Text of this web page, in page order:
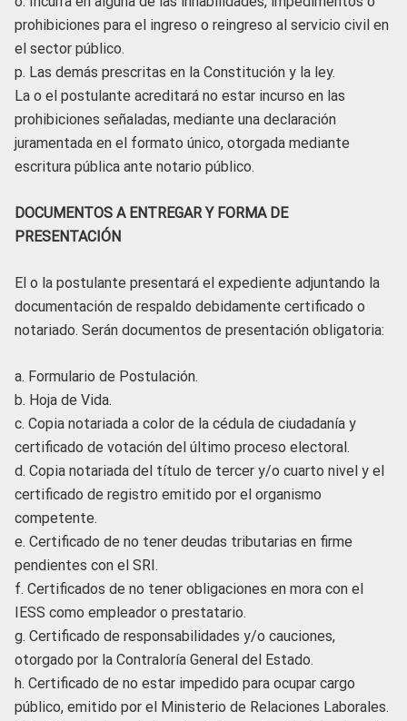
prohibiciones para el ingreso o reingreso al servicio civil en
el sector público.
p. Las demás prescritas en la Constitución y la ley.
La o el postulante acreditará no estar incurso en las
prohibiciones señaladas, mediante una declaración
juramentada en el formato único, otorgada mediante
escritura pública ante notario público.
DOCUMENTOS A ENTREGAR Y FORMA DE
PRESENTACIÓN
El o la postulante presentará el expediente adjuntando la
documentación de respaldo debidamente certificado o
notariado. Serán documentos de presentación obligatoria:
a. Formulario de Postulación.
b. Hoja de Vida.
c. Copia notariada a color de la cédula de ciudadanía y
certificado de votación del último proceso electoral.
d. Copia notariada del título de tercer y/o cuarto nivel y el
certificado de registro emitido por el organismo
competente.
e. Certificado de no tener deudas tributarias en firme
pendientes con el SRI.
f. Certificados de no tener obligaciones en mora con el
IESS como empleador o prestatario.
g. Certificado de responsabilidades y/o cauciones,
otorgado por la Contraloría General del Estado.
h. Certificado de no estar impedido para ocupar cargo
público, emitido por el Ministerio de Relaciones Laborales.